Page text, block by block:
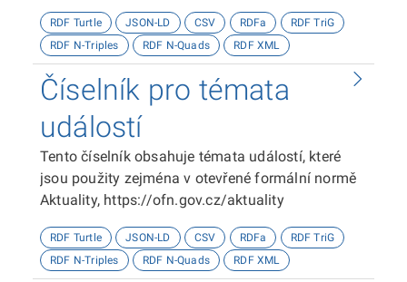
http://presbariery.cz/cz/mapovani-
barierovosti/metodika.
RDF Turtle JSON-LD CSV RDFa
RDF TriG
RDF N-Triples
RDF N-Quads RDF XML
Číselník pro témata
událostí
Tento číselník obsahuje témata událostí, které
jsou použity zejména v otevřené formální normě
Aktuality, https://ofn.gov.cz/aktuality
RDF Turtle JSON-LD CSV RDFa
RDF TriG
RDF N-Triples
RDF N-Quads RDF XML